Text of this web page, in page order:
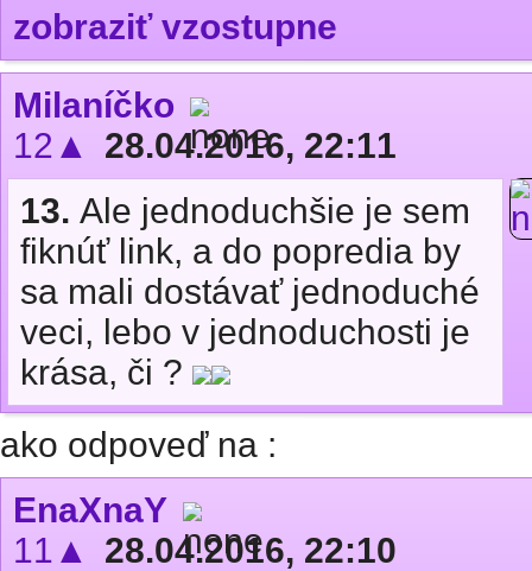
zobraziť vzostupne
Milaníčko
12▲
28.04.2016, 22:11
13. Ale jednoduchšie je sem
fiknúť link, a do popredia by
sa mali dostávať jednoduché
veci, lebo v jednoduchosti je
krása, či ?
ako odpoveď na :
EnaXnaY
11▲
28.04.2016, 22:10